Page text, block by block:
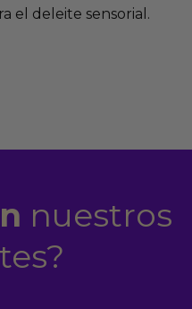
el deleite sensorial.
nuestros